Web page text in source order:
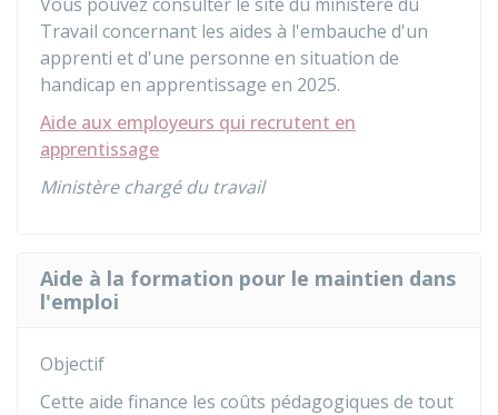
Travail concernant les aides à l'embauche d'un
apprenti et d'une personne en situation de
handicap en apprentissage en 2025.
Aide aux employeurs qui recrutent en
apprentissage
Ministère chargé du travail
Aide à la formation pour le maintien dans
l'emploi
Objectif
Cette aide finance les coûts pédagogiques de tout